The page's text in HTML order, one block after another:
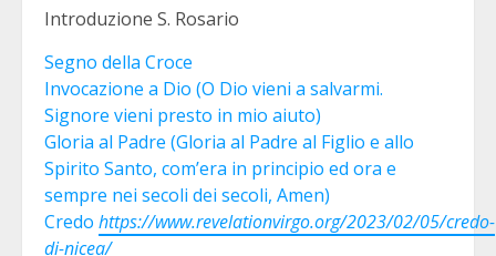
Introduzione S. Rosario
Segno della Croce
Invocazione a Dio (O Dio vieni a salvarmi.
Signore vieni presto in mio aiuto)
Gloria al Padre (Gloria al Padre al Figlio e allo
Spirito Santo, com’era in principio ed ora e
sempre nei secoli dei secoli, Amen)
Credo https://www.revelationvirgo.org/2023/02/05/credo-
di-nicea/